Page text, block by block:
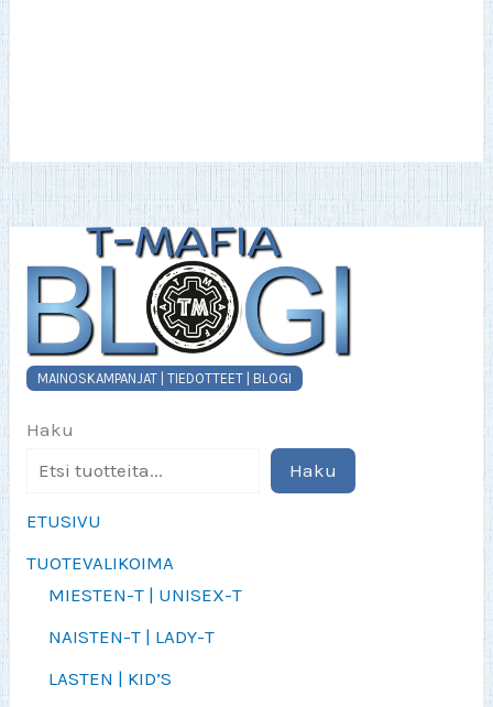
MAINOSKAMPANJAT | TIEDOTTEET | BLOGI
Haku
Haku
ETUSIVU
TUOTEVALIKOIMA
MIESTEN-T | UNISEX-T
NAISTEN-T | LADY-T
LASTEN | KID’S
valinnat
tuotteen
sivulla.